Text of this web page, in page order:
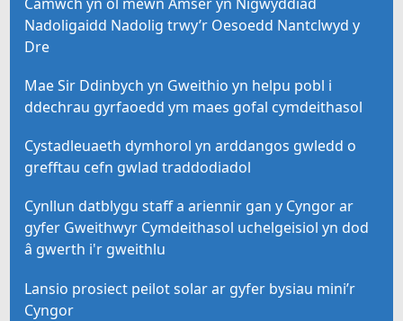
Nadoligaidd Nadolig trwy’r Oesoedd Nantclwyd y
Dre
Mae Sir Ddinbych yn Gweithio yn helpu pobl i
ddechrau gyrfaoedd ym maes gofal cymdeithasol
Cystadleuaeth dymhorol yn arddangos gwledd o
grefftau cefn gwlad traddodiadol
Cynllun datblygu staff a ariennir gan y Cyngor ar
gyfer Gweithwyr Cymdeithasol uchelgeisiol yn dod
â gwerth i'r gweithlu
Lansio prosiect peilot solar ar gyfer bysiau mini’r
Cyngor